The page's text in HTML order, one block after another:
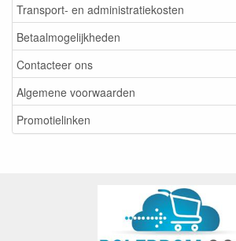
Transport- en administratiekosten
Betaalmogelijkheden
Contacteer ons
Algemene voorwaarden
Promotielinken